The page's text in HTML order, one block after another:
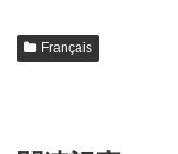
Français